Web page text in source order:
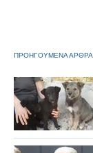
ΠΡΟΗΓΟΥΜΕΝΑ ΑΡΘΡΑ